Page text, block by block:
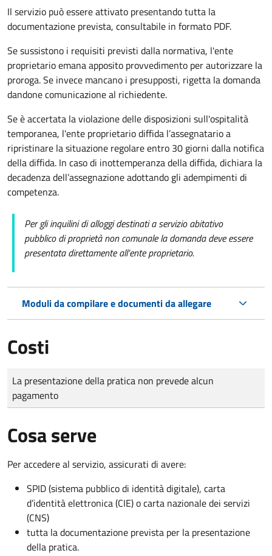
Il servizio può essere attivato presentando tutta la
documentazione prevista, consultabile in formato PDF.
Se sussistono i requisiti previsti dalla normativa, l'ente
proprietario emana apposito provvedimento per autorizzare la
proroga. Se invece mancano i presupposti, rigetta la domanda
dandone comunicazione al richiedente.
Se è accertata la violazione delle disposizioni sull'ospitalità
temporanea, l'ente proprietario diffida l’assegnatario a
ripristinare la situazione regolare entro 30 giorni dalla notifica
della diffida. In caso di inottemperanza della diffida, dichiara la
decadenza dell’assegnazione adottando gli adempimenti di
competenza.
Per gli inquilini di alloggi destinati a servizio abitativo
pubblico di proprietà non comunale la domanda deve essere
presentata direttamente all’ente proprietario.
Moduli da compilare e documenti da allegare
Costi
Tipo di pagamento
Importo
La presentazione della pratica non prevede alcun
pagamento
Cosa serve
Per accedere al servizio, assicurati di avere:
SPID (sistema pubblico di identità digitale), carta
d’identità elettronica (CIE) o carta nazionale dei servizi
(CNS)
tutta la documentazione prevista per la presentazione
della pratica.